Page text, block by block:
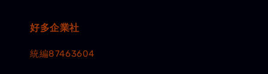
好多企業社
統編87463604